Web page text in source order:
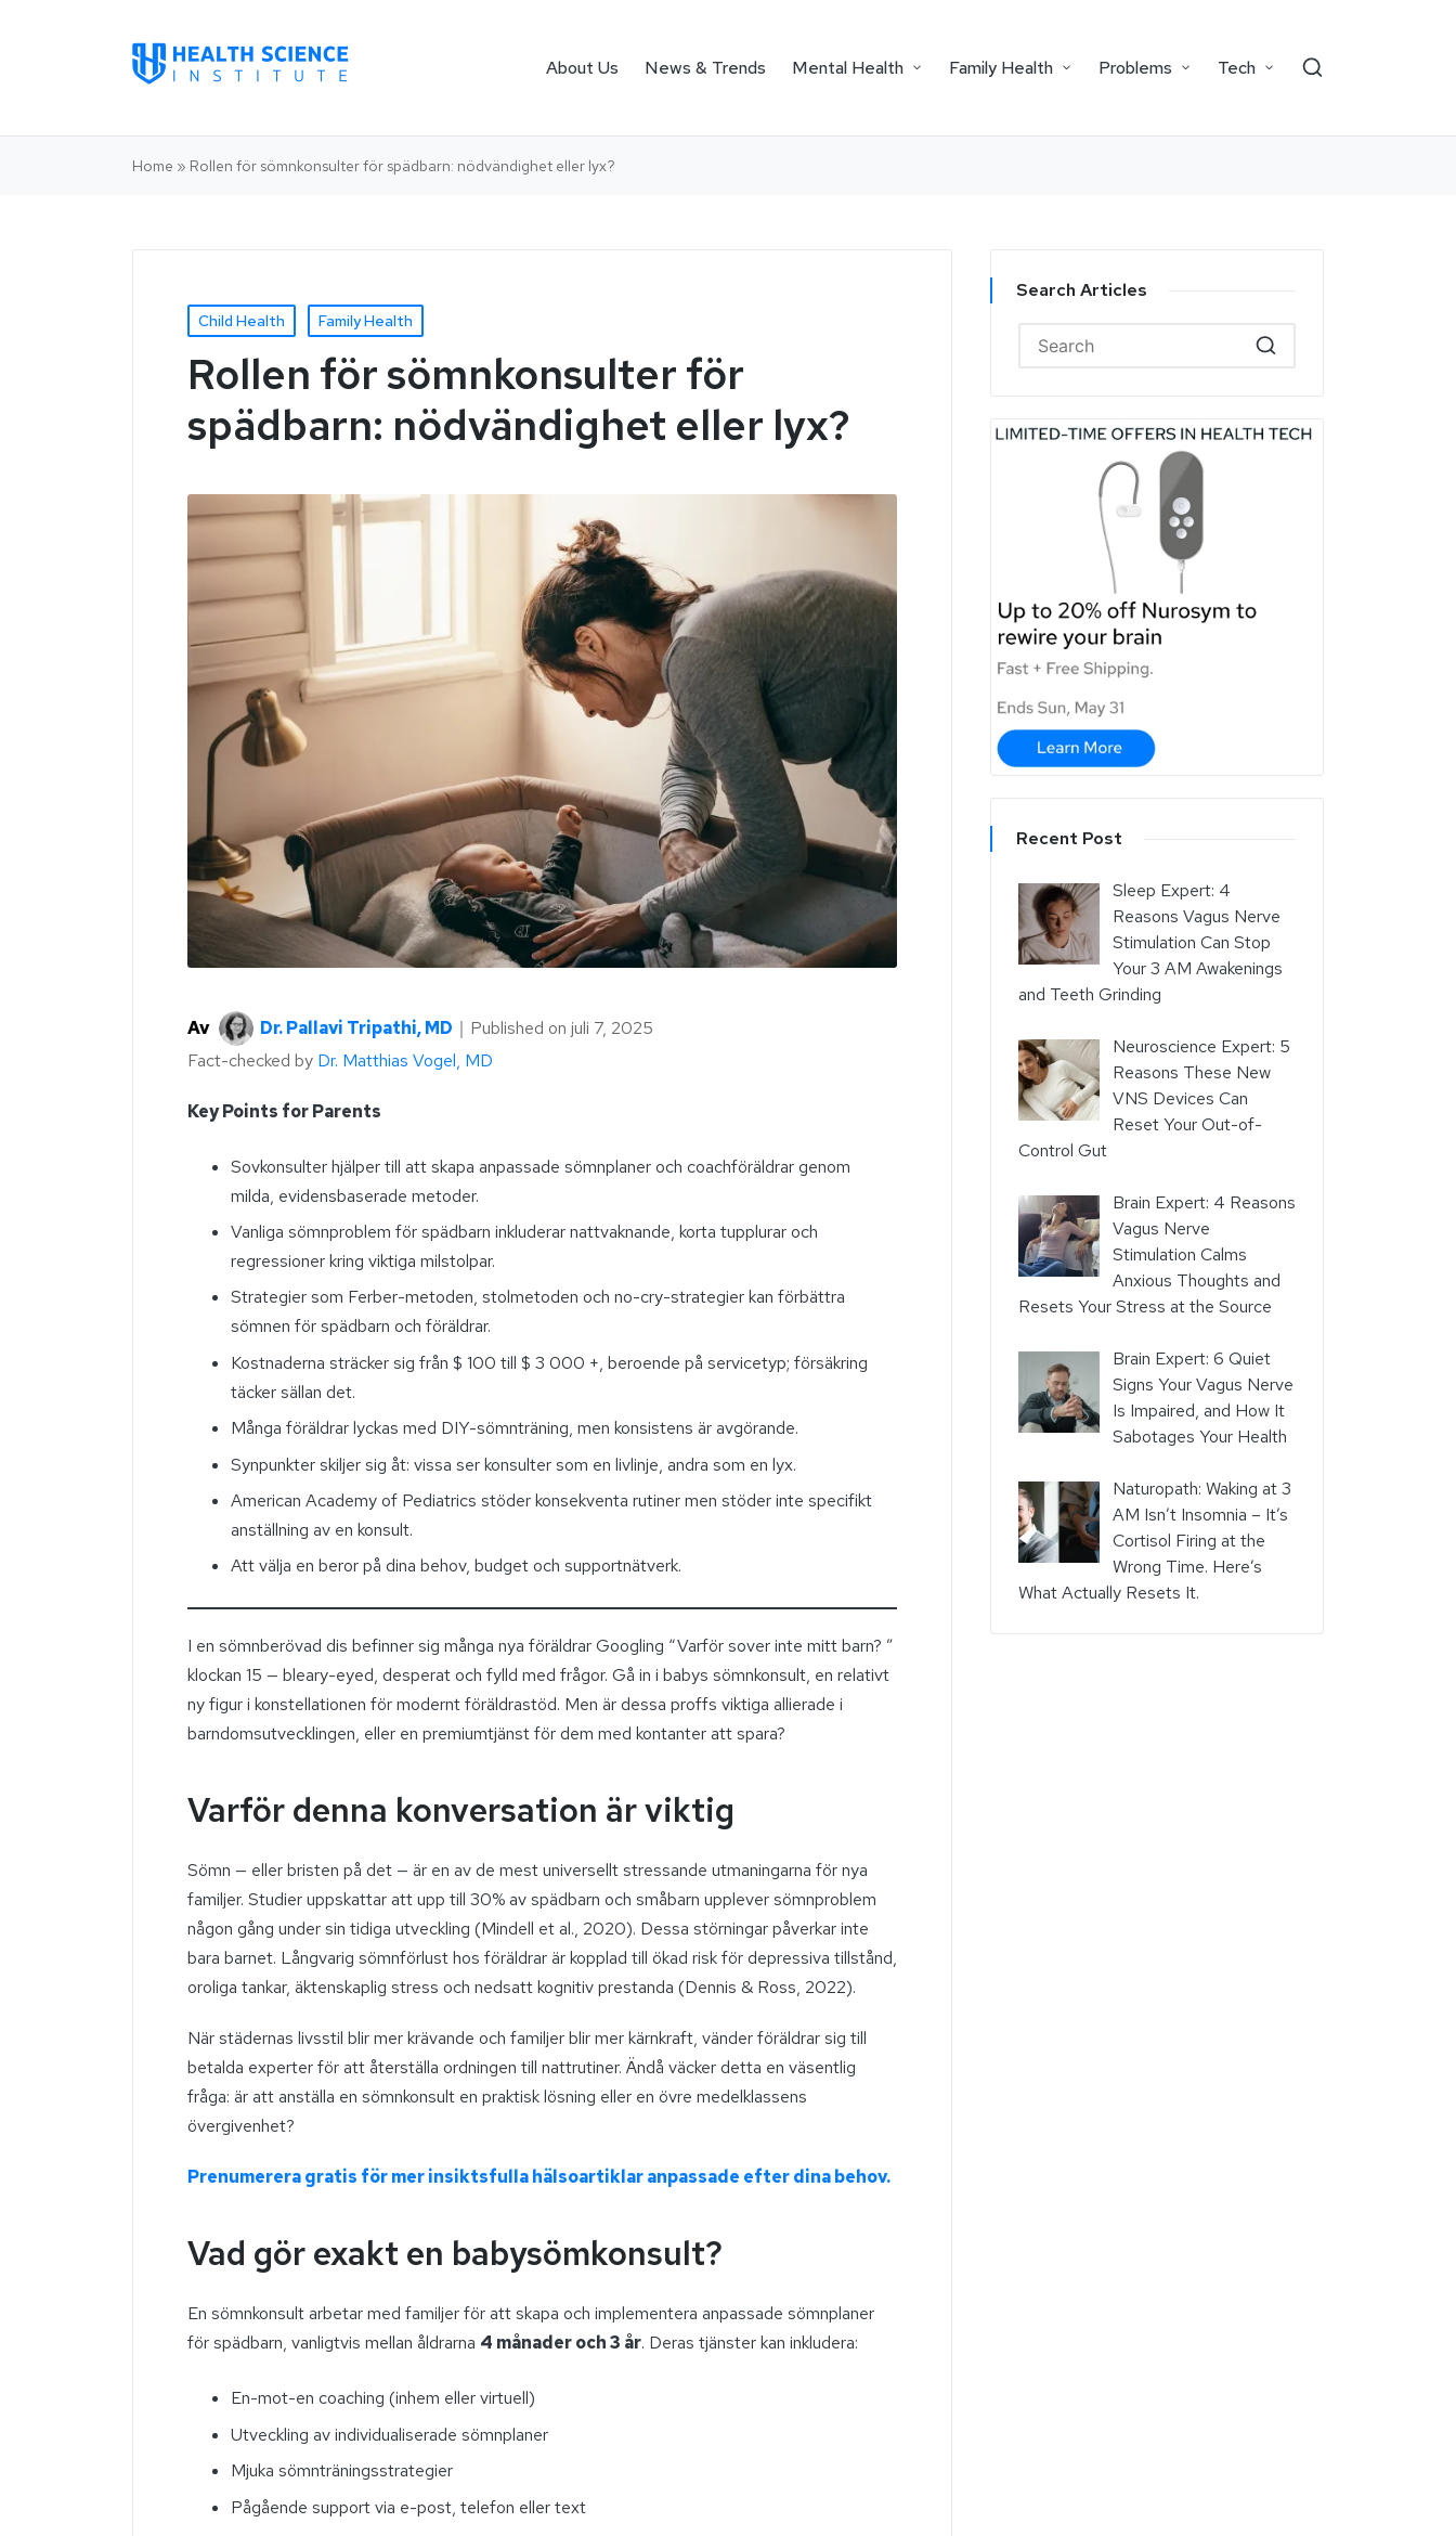
About Us News & Trends Mental Health Family Health Problems Tech
Home » Rollen för sömnkonsulter för spädbarn: nödvändighet eller lyx?
Child Health Family Health
Rollen för sömnkonsulter för
spädbarn: nödvändighet eller lyx?
Av Dr. Pallavi Tripathi, MD ｜ Published on juli 7, 2025
Fact-checked by Dr. Matthias Vogel, MD
Key Points for Parents
Sovkonsulter hjälper till att skapa anpassade sömnplaner och coachföräldrar genom
milda, evidensbaserade metoder.
Vanliga sömnproblem för spädbarn inkluderar nattvaknande, korta tupplurar och
regressioner kring viktiga milstolpar.
Strategier som Ferber-metoden, stolmetoden och no-cry-strategier kan förbättra
sömnen för spädbarn och föräldrar.
Kostnaderna sträcker sig från $ 100 till $ 3 000 +, beroende på servicetyp; försäkring
täcker sällan det.
Många föräldrar lyckas med DIY-sömnträning, men konsistens är avgörande.
Synpunkter skiljer sig åt: vissa ser konsulter som en livlinje, andra som en lyx.
American Academy of Pediatrics stöder konsekventa rutiner men stöder inte specifikt
anställning av en konsult.
Att välja en beror på dina behov, budget och supportnätverk.
I en sömnberövad dis befinner sig många nya föräldrar Googling “Varför sover inte mitt barn? ”
klockan 15 — bleary-eyed, desperat och fylld med frågor. Gå in i babys sömnkonsult, en relativt
ny figur i konstellationen för modernt föräldrastöd. Men är dessa proffs viktiga allierade i
barndomsutvecklingen, eller en premiumtjänst för dem med kontanter att spara?
Varför denna konversation är viktig
Sömn — eller bristen på det — är en av de mest universellt stressande utmaningarna för nya
familjer. Studier uppskattar att upp till 30% av spädbarn och småbarn upplever sömnproblem
någon gång under sin tidiga utveckling (Mindell et al., 2020). Dessa störningar påverkar inte
bara barnet. Långvarig sömnförlust hos föräldrar är kopplad till ökad risk för depressiva tillstånd,
oroliga tankar, äktenskaplig stress och nedsatt kognitiv prestanda (Dennis & Ross, 2022).
När städernas livsstil blir mer krävande och familjer blir mer kärnkraft, vänder föräldrar sig till
betalda experter för att återställa ordningen till nattrutiner. Ändå väcker detta en väsentlig
fråga: är att anställa en sömnkonsult en praktisk lösning eller en övre medelklassens
övergivenhet?
Prenumerera gratis för mer insiktsfulla hälsoartiklar anpassade efter dina behov.
Vad gör exakt en babysömkonsult?
En sömnkonsult arbetar med familjer för att skapa och implementera anpassade sömnplaner
för spädbarn, vanligtvis mellan åldrarna 4 månader och 3 år. Deras tjänster kan inkludera:
En-mot-en coaching (inhem eller virtuell)
Utveckling av individualiserade sömnplaner
Mjuka sömnträningsstrategier
Pågående support via e-post, telefon eller text
Search Articles
Recent Post
Sleep Expert: 4
Reasons Vagus Nerve
Stimulation Can Stop
Your 3 AM Awakenings
and Teeth Grinding
Neuroscience Expert: 5
Reasons These New
VNS Devices Can
Reset Your Out-of-
Control Gut
Brain Expert: 4 Reasons
Vagus Nerve
Stimulation Calms
Anxious Thoughts and
Resets Your Stress at the Source
Brain Expert: 6 Quiet
Signs Your Vagus Nerve
Is Impaired, and How It
Sabotages Your Health
Naturopath: Waking at 3
AM Isn’t Insomnia – It’s
Cortisol Firing at the
Wrong Time. Here’s
What Actually Resets It.